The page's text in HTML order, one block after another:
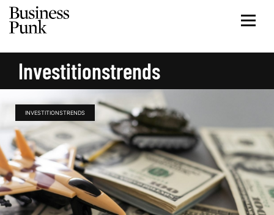
Investitionstrends
INVESTITIONSTRENDS